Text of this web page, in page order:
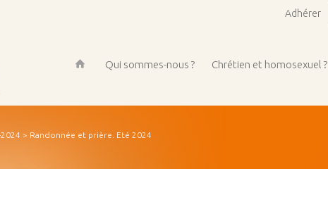
Adhérer
Qui sommes-nous ? Chrétien et homosexuel ?
> Randonnée et prière. Eté 2024